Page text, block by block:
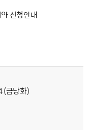
신청안내
(금낭화)